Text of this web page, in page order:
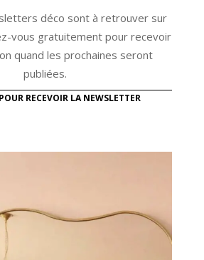
déco sont à retrouver sur
vous gratuitement pour recevoir
quand les prochaines seront
publiées.
RECEVOIR LA NEWSLETTER